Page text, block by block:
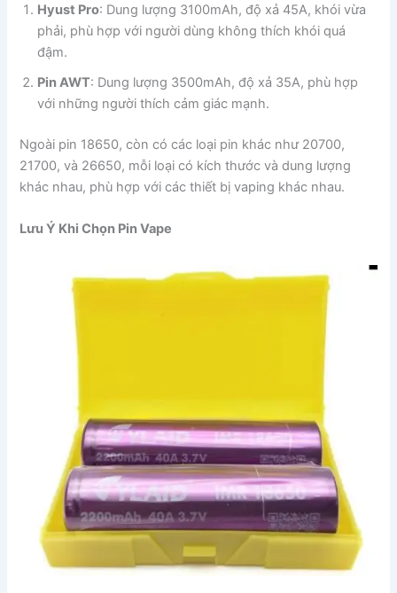
Hyust Pro: Dung lượng 3100mAh, độ xả 45A, khói vừa
phải, phù hợp với người dùng không thích khói quá
đậm.
Pin AWT: Dung lượng 3500mAh, độ xả 35A, phù hợp
với những người thích cảm giác mạnh.
Ngoài pin 18650, còn có các loại pin khác như 20700,
21700, và 26650, mỗi loại có kích thước và dung lượng
khác nhau, phù hợp với các thiết bị vaping khác nhau.
Lưu Ý Khi Chọn Pin Vape